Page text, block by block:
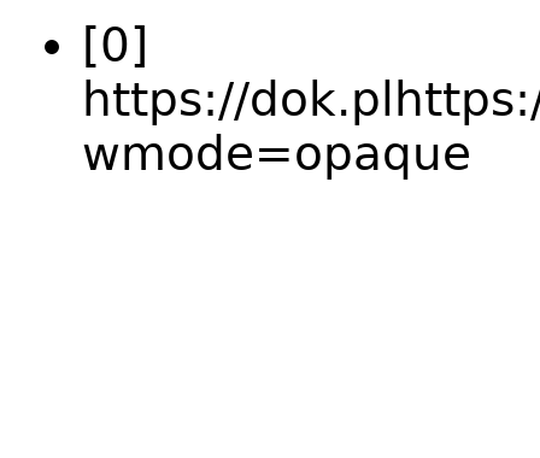
[0]
https://
wmode=opaque